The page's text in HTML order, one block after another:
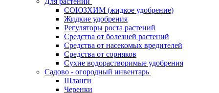
СОЮЗХИМ (жидкое удобрение)
Жидкие удобрения
Регуляторы роста растений
Средства от болезней растений
Средства от насекомых вредителей
Средства от сорняков
Сухие водорастворимые удобрения
Садово - огородный инвентарь
Шланги
Черенки